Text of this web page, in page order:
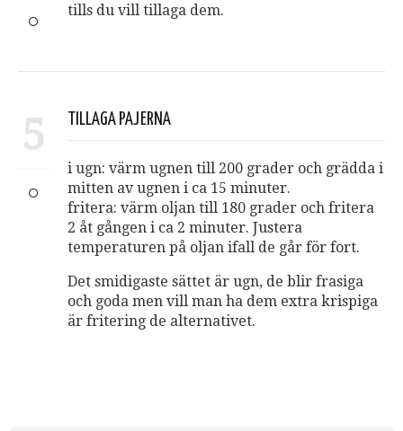
tills du vill tillaga dem.
5 TILLAGA PAJERNA
i ugn: värm ugnen till 200 grader och grädda i
mitten av ugnen i ca 15 minuter.
fritera: värm oljan till 180 grader och fritera
2 åt gången i ca 2 minuter. Justera
temperaturen på oljan ifall de går för fort.
Det smidigaste sättet är ugn, de blir frasiga
och goda men vill man ha dem extra krispiga
är fritering de alternativet.